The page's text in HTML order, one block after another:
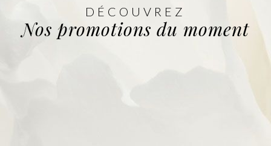
DÉCOUVREZ
Nos promotions du moment